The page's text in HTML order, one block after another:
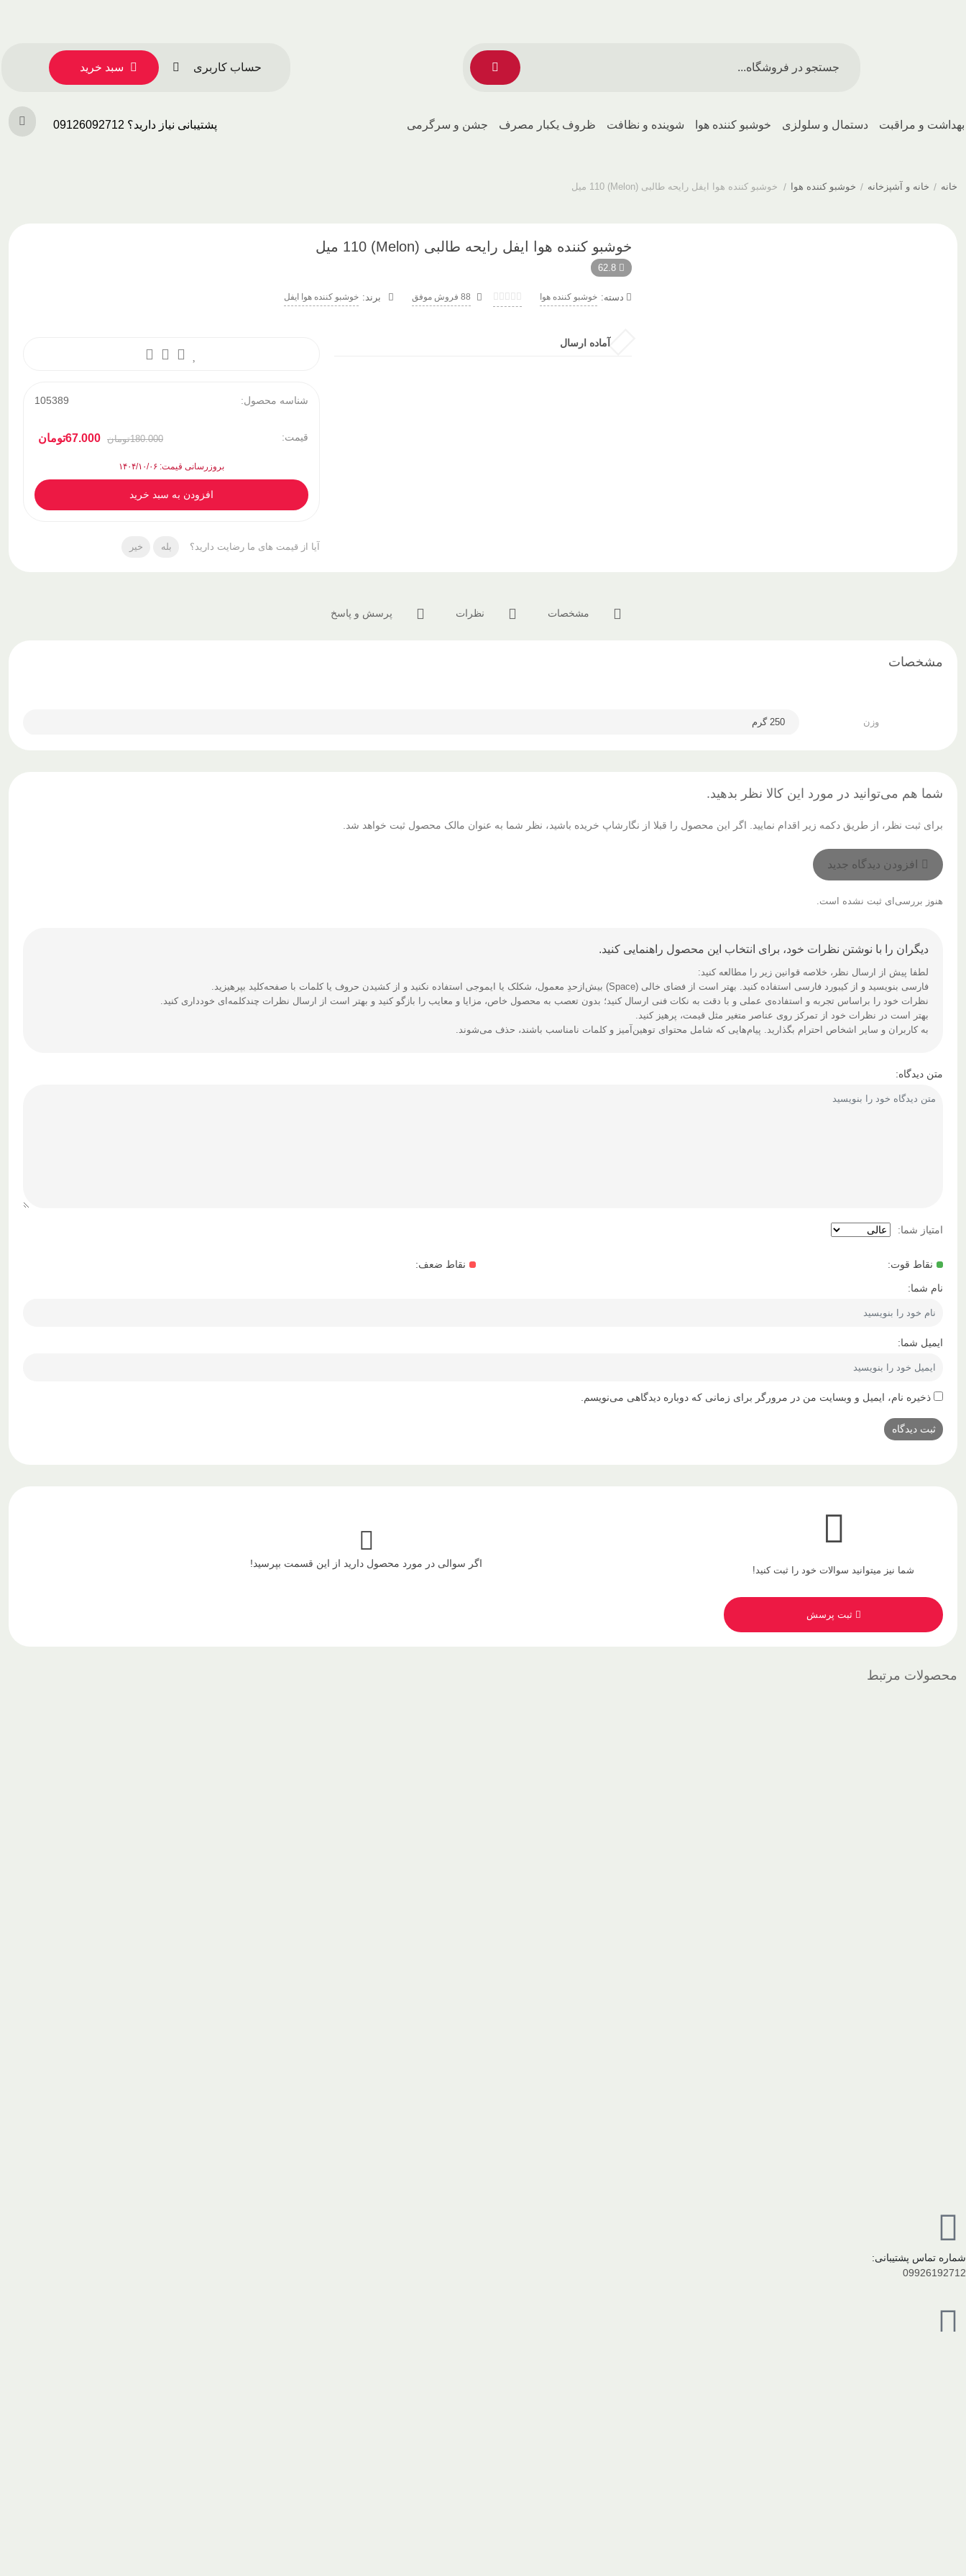
حساب کاربری سبد خرید
بهداشت و مراقبت دستمال و سلولزی خوشبو کننده هوا شوینده و نظافت ظروف یکبار مصرف جشن و سرگرمی پشتیبانی نیاز دارید؟ 09126092712
خانه / خانه و آشپزخانه / خوشبو کننده هوا / خوشبو کننده هوا ایفل رایحه طالبی (Melon) 110 میل
خوشبو کننده هوا ایفل رایحه طالبی (Melon) 110 میل
62.8
دسته: خوشبو کننده هوا 88 فروش موفق خوشبو کننده هوا ایفل
آماده ارسال
شناسه محصول: 105389
قیمت: تومان180.000 تومان67.000
بروزرسانی قیمت: ۱۴۰۴/۱۰/۰۶
افزودن به سبد خرید
آیا از قیمت های ما رضایت دارید؟ بله خیر
مشخصات نظرات پرسش و پاسخ
مشخصات
وزن 250 گرم
شما هم می‌توانید در مورد این کالا نظر بدهید.
برای ثبت نظر، از طریق دکمه زیر اقدام نمایید. اگر این محصول را قبلا از نگارشاپ خریده باشید، نظر شما به عنوان مالک محصول ثبت خواهد شد.
افزودن دیدگاه جدید
هنوز بررسی‌ای ثبت نشده است.
دیگران را با نوشتن نظرات خود، برای انتخاب این محصول راهنمایی کنید.
لطفا پیش از ارسال نظر، خلاصه قوانین زیر را مطالعه کنید:
فارسی بنویسید و از کیبورد فارسی استفاده کنید. بهتر است از فضای خالی (Space) بیش‌از‌حدِ معمول، شکلک یا ایموجی استفاده نکنید و از کشیدن حروف یا کلمات با صفحه‌کلید بپرهیزید.
نظرات خود را براساس تجربه و استفاده‌ی عملی و با دقت به نکات فنی ارسال کنید؛ بدون تعصب به محصول خاص، مزایا و معایب را بازگو کنید و بهتر است از ارسال نظرات چندکلمه‌‌ای خودداری کنید.
بهتر است در نظرات خود از تمرکز روی عناصر متغیر مثل قیمت، پرهیز کنید.
به کاربران و سایر اشخاص احترام بگذارید. پیام‌هایی که شامل محتوای توهین‌آمیز و کلمات نامناسب باشند، حذف می‌شوند.
متن دیدگاه:
امتیاز شما:
نقاط قوت: نقاط ضعف:
نام شما:
ایمیل شما:
ذخیره نام، ایمیل و وبسایت من در مرورگر برای زمانی که دوباره دیدگاهی می‌نویسم.
شما نیز میتوانید سوالات خود را ثبت کنید!
ثبت پرسش
اگر سوالی در مورد محصول دارید از این قسمت بپرسید!
محصولات مرتبط
شماره تماس پشتیبانی:
09926192712